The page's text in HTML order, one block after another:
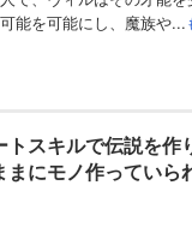
能を可能にし、魔族や...
スキルで伝説を作
にモノ作っていら